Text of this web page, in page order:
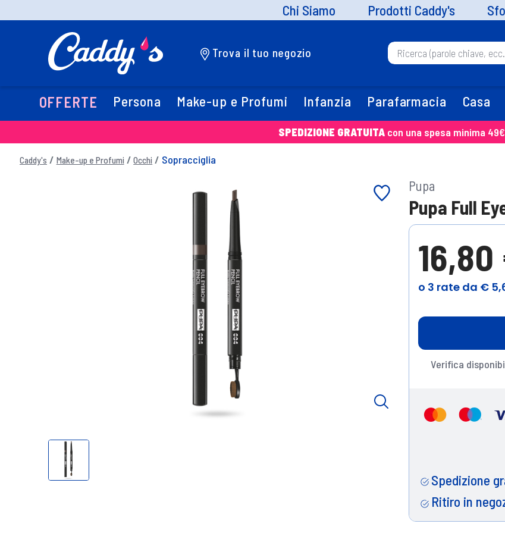
Chi Siamo Prodotti Caddy's
Trova il tuo negozio
OFFERTE Persona Make-up e Profumi Infanzia Parafarmacia Casa
SPEDIZIONE GRATUITA con una spesa minima 49€
Caddy's Make-up e Profumi Occhi Sopracciglia
Pupa
Pupa Full
16,80
Verifica
Spedizione
Ritiro in